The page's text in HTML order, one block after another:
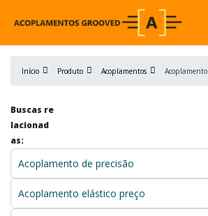
Início Produto Acoplamentos Acoplamento
Buscas re
lacionad
as:
Acoplamento de precisão
Acoplamento elástico preço